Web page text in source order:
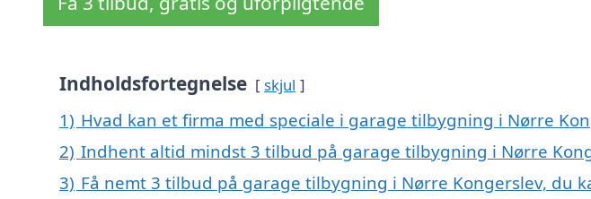
Indholdsfortegnelse skjul
1) Hvad kan et firma med speciale i garage tilbygning i Nørre
2) Indhent altid mindst 3 tilbud på garage tilbygning i Nørre
3) Få nemt 3 tilbud på garage tilbygning i Nørre Kongerslev, du